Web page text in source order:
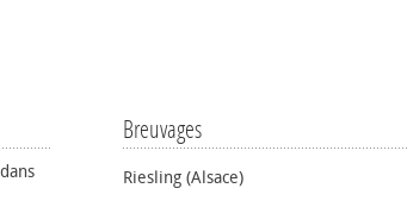
Breuvages
Riesling (Alsace)